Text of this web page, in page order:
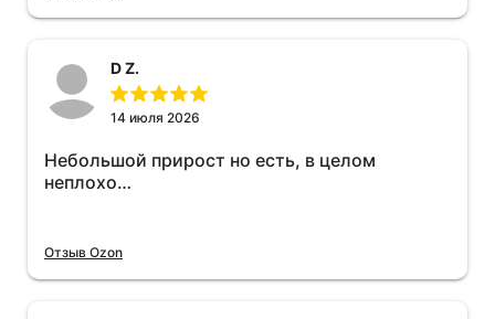
D Z.
14 июля 2026
Небольшой прирост но есть, в целом
неплохо…
Отзыв Ozon